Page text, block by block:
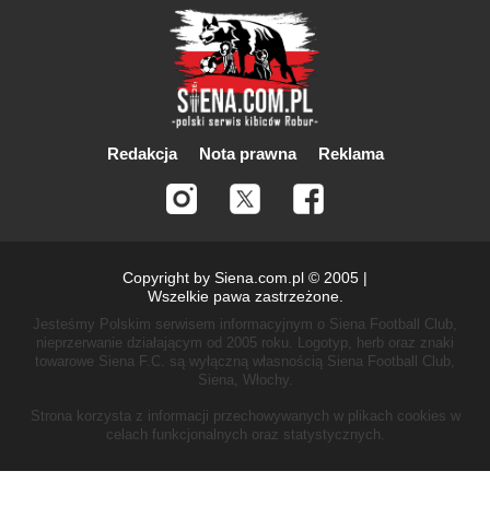
Redakcja Nota prawna Reklama
Copyright by Siena.com.pl © 2005 |
Wszelkie pawa zastrzeżone.
Jesteśmy Polskim serwisem informacyjnym o Siena Football Club,
nieprzerwanie działającym od 2005 roku. Logotyp, herb oraz znaki
towarowe Siena F.C. są wyłączną własnością Siena Football Club,
Siena, Włochy.
Strona korzysta z informacji przechowywanych w plikach cookies w
celach funkcjonalnych oraz statystycznych.